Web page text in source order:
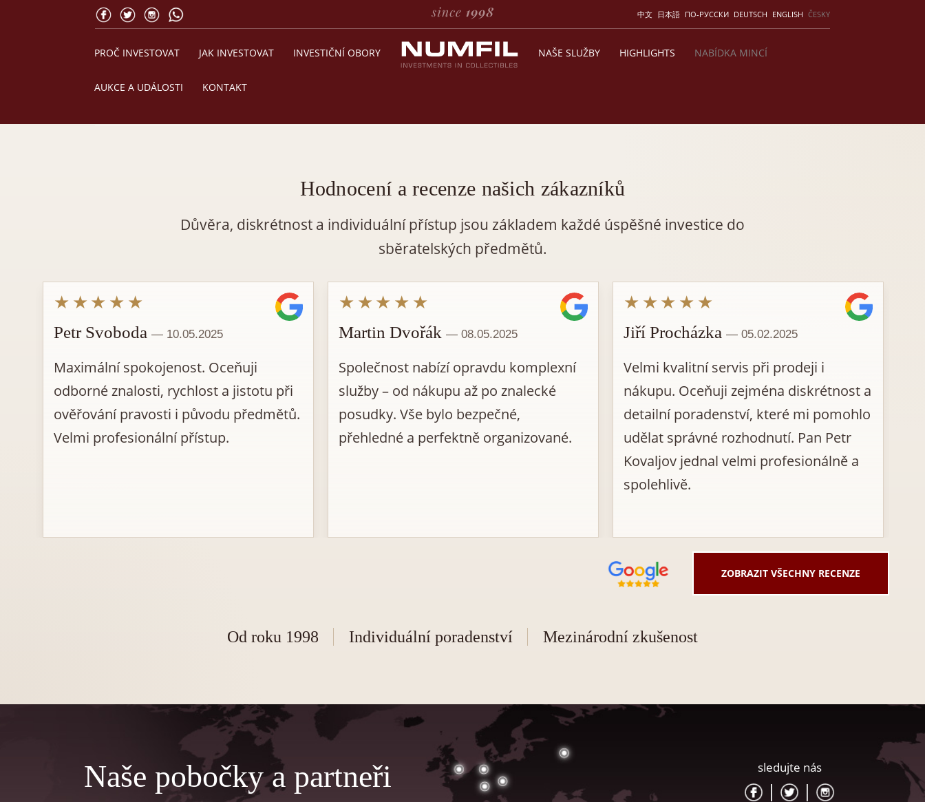
PROČ INVESTOVAT JAK INVESTOVAT INVESTIČNÍ OBORY NAŠE SLUŽBY HIGHLIGHTS NABÍDKA MINCÍ
AUKCE A UDÁLOSTI KONTAKT
ČESKY
ENGLISH
DEUTSCH
ПО-РУССКИ
日本語
中文
Hodnocení a recenze našich zákazníků
Důvěra, diskrétnost a individuální přístup jsou základem každé úspěšné investice do
sběratelských předmětů.
★★★★★
Petr Svoboda — 10.05.2025
Maximální spokojenost. Oceňuji
odborné znalosti, rychlost a jistotu při
ověřování pravosti i původu předmětů.
Velmi profesionální přístup.
★★★★★
Martin Dvořák — 08.05.2025
Společnost nabízí opravdu komplexní
služby – od nákupu až po znalecké
posudky. Vše bylo bezpečné,
přehledné a perfektně organizované.
★★★★★
Jiří Procházka — 05.02.2025
Velmi kvalitní servis při prodeji i
nákupu. Oceňuji zejména diskrétnost a
detailní poradenství, které mi pomohlo
udělat správné rozhodnutí. Pan Petr
Kovaljov jednal velmi profesionálně a
spolehlivě.
ZOBRAZIT VŠECHNY RECENZE
Od roku 1998 Individuální poradenství Mezinárodní zkušenost
sledujte nás
| |
Naše pobočky a partneři